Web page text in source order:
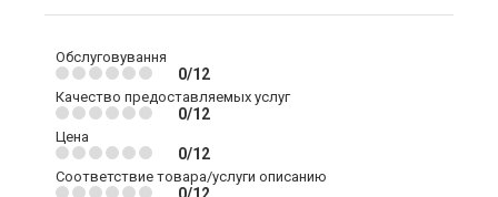
Обслуговування
0/12
Качество предоставляемых услуг
0/12
Цена
0/12
Соответствие товара/услуги описанию
0/12